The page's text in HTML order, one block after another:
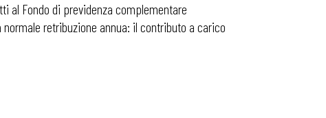
al Fondo di previdenza complementare
retribuzione annua: il contributo a carico